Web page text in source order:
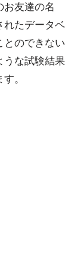
お友達の名
れたデータベ
とのできない
うな試験結果
。